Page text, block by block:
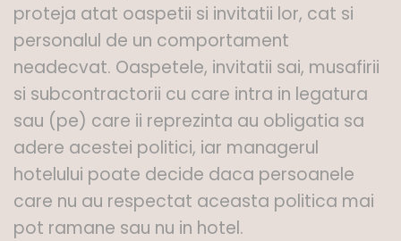
proteja atat oaspetii si invitatii lor, cat si
personalul de un comportament
neadecvat. Oaspetele, invitatii sai, musafirii
si subcontractorii cu care intra in legatura
sau (pe) care ii reprezinta au obligatia sa
adere acestei politici, iar managerul
hotelului poate decide daca persoanele
care nu au respectat aceasta politica mai
pot ramane sau nu in hotel.